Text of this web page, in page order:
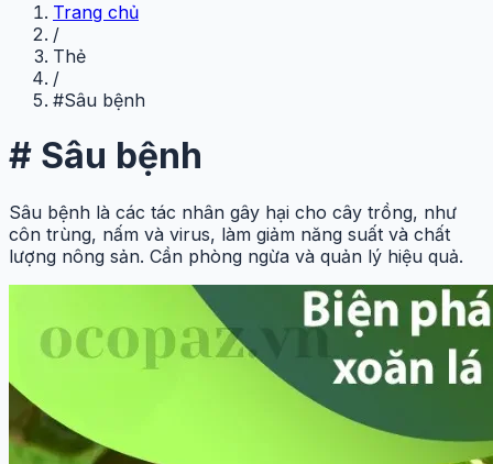
Trang chủ
/
Thẻ
/
#Sâu bệnh
# Sâu bệnh
Sâu bệnh là các tác nhân gây hại cho cây trồng, như
côn trùng, nấm và virus, làm giảm năng suất và chất
lượng nông sản. Cần phòng ngừa và quản lý hiệu quả.